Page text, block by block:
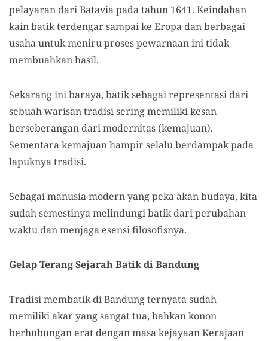
pelayaran dari Batavia pada tahun 1641. Keindahan
kain batik terdengar sampai ke Eropa dan berbagai
usaha untuk meniru proses pewarnaan ini tidak
membuahkan hasil.
Sekarang ini baraya, batik sebagai representasi dari
sebuah warisan tradisi sering memiliki kesan
berseberangan dari modernitas (kemajuan).
Sementara kemajuan hampir selalu berdampak pada
lapuknya tradisi.
Sebagai manusia modern yang peka akan budaya, kita
sudah semestinya melindungi batik dari perubahan
waktu dan menjaga esensi filosofisnya.
Gelap Terang Sejarah Batik di Bandung
Tradisi membatik di Bandung ternyata sudah
memiliki akar yang sangat tua, bahkan konon
berhubungan erat dengan masa kejayaan Kerajaan